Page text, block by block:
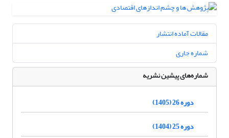
مقالات آماده انتشار
شماره جاری
شماره‌های پیشین نشریه
دوره 26 (1405)
دوره 25 (1404)